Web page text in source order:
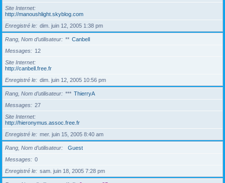
Site Internet
http://manoushlight.skyblog.com
Enregistré le
dim. juin 12, 2005 1:38 pm
Rang, Nom d’utilisateur ** Canbell
Messages
12
Site Internet
http://canbell.free.fr
Enregistré le
dim. juin 12, 2005 10:56 pm
Rang, Nom d’utilisateur *** ThierryA
Messages
27
Site Internet
http://hieronymus.assoc.free.fr
Enregistré le
mer. juin 15, 2005 8:40 am
Rang, Nom d’utilisateur
Guest
Messages
0
Enregistré le
sam. juin 18, 2005 7:28 pm